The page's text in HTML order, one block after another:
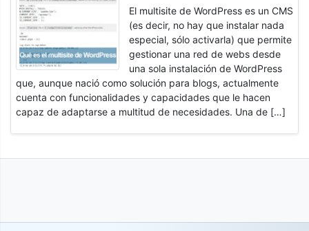
El multisite de WordPress es un CMS
(es decir, no hay que instalar nada
especial, sólo activarla) que permite
gestionar una red de webs desde
una sola instalación de WordPress
que, aunque nació como solución para blogs, actualmente
cuenta con funcionalidades y capacidades que le hacen
capaz de adaptarse a multitud de necesidades. Una de […]